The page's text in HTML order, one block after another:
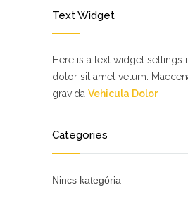
Text Widget
Here is a text widget settings
dolor sit amet velum.
gravida Vehicula Dolor
Categories
Nincs kategória